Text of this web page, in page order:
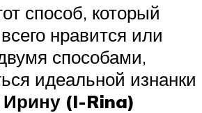
способ, который
нравится или
способами,
идеальной изнанки
Ирину (I-Rina)